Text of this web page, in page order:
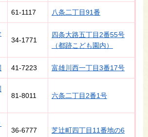
61-1117 八条二丁目91番
34-1771
四条大路五丁目2番55号
（都跡こども園内）
41-7223 富雄川西一丁目3番17号
81-8011 六条二丁目2番1号
36-6777 芝辻町四丁目11番地の6